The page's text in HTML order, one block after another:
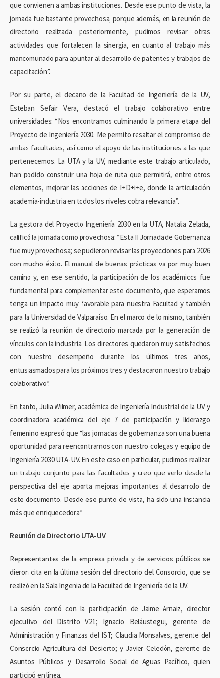
que convienen a ambas instituciones. Desde ese punto de vista, la
jornada fue bastante provechosa, porque además, en la reunión de
directorio realizada posteriormente, pudimos revisar otras
actividades que fortalecen la sinergia, en cuanto al trabajo más
mancomunado para apuntar al desarrollo de patentes y trabajos de
capacitación”.
Por su parte, el decano de la Facultad de Ingeniería de la UV,
Esteban Sefair Vera, destacó el trabajo colaborativo entre
universidades: “Nos encontramos culminando la primera etapa del
Proyecto de Ingeniería 2030. Me permito resaltar el compromiso de
ambas facultades, así como el apoyo de las instituciones a las que
pertenecemos. La UTA y la UV, mediante este trabajo articulado,
han podido construir una hoja de ruta que permitirá, entre otros
elementos, mejorar las acciones de I+D+i+e, donde la articulación
academia-industria en todos los niveles cobra relevancia”.
La gestora del Proyecto Ingeniería 2030 en la UTA, Natalia Zelada,
calificó la jornada como provechosa: “Esta II Jornada de Gobernanza
fue muy provechosa; se pudieron revisar las proyecciones para 2026
con mucho éxito. El manual de buenas prácticas va por muy buen
camino y, en ese sentido, la participación de los académicos fue
fundamental para complementar este documento, que esperamos
tenga un impacto muy favorable para nuestra Facultad y también
para la Universidad de Valparaíso. En el marco de lo mismo, también
se realizó la reunión de directorio marcada por la generación de
vínculos con la industria. Los directores quedaron muy satisfechos
con nuestro desempeño durante los últimos tres años,
entusiasmados para los próximos tres y destacaron nuestro trabajo
colaborativo”.
En tanto, Julia Wilmer, académica de Ingeniería Industrial de la UV y
coordinadora académica del eje 7 de participación y liderazgo
femenino expresó que “las jornadas de gobernanza son una buena
oportunidad para reencontrarnos con nuestro colegas y equipo de
Ingeniería 2030 UTA-UV. En este caso en particular, pudimos realizar
un trabajo conjunto para las facultades y creo que verlo desde la
perspectiva del eje aporta mejoras importantes al desarrollo de
este documento. Desde ese punto de vista, ha sido una instancia
más que enriquecedora”.
Reunión de Directorio UTA-UV
Representantes de la empresa privada y de servicios públicos se
dieron cita en la última sesión del directorio del Consorcio, que se
realizó en la Sala Ingenia de la Facultad de Ingeniería de la UV.
La sesión contó con la participación de Jaime Arnaiz, director
ejecutivo del Distrito V21; Ignacio Beláustegui, gerente de
Administración y Finanzas del IST; Claudia Monsalves, gerente del
Consorcio Agricultura del Desierto; y Javier Celedón, gerente de
Asuntos Públicos y Desarrollo Social de Aguas Pacífico, quien
participó en línea.